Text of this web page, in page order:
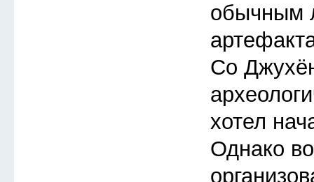
обычным
Со
хотел
Однако